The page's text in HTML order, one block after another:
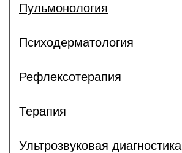
Пульмонология
Психодерматология
Рефлексотерапия
Терапия
Ультрозвуковая диагностика